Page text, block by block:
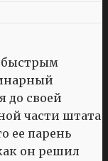
быстрым
до своей
части штата
ее парень
он решил